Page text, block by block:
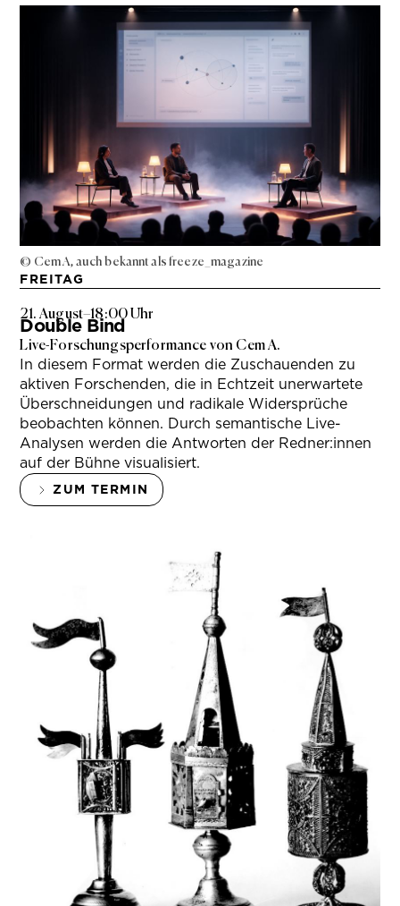
© Cem A, auch bekannt als freeze_magazine
FREITAG
21. August–18:00 Uhr
Double Bind
Live-Forschungsperformance von Cem A.
In diesem Format werden die Zuschauenden zu
aktiven Forschenden, die in Echtzeit unerwartete
Überschneidungen und radikale Widersprüche
beobachten können. Durch semantische Live-
Analysen werden die Antworten der Redner:innen
auf der Bühne visualisiert.
ZUM TERMIN